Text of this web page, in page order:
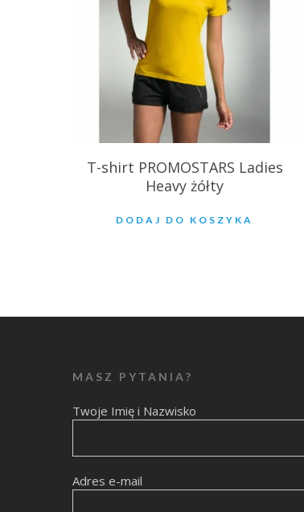
25.25zł
T-shirt PROMOSTARS Ladies
Heavy żółty
DODAJ DO KOSZYKA
MASZ PYTANIA?
Twoje Imię i Nazwisko
Adres e-mail